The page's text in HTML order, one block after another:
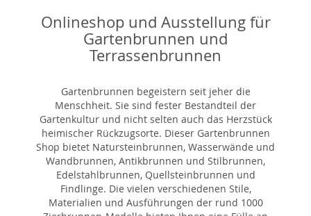
Onlineshop und Ausstellung für
Gartenbrunnen und
Terrassenbrunnen
Gartenbrunnen begeistern seit jeher die
Menschheit. Sie sind fester Bestandteil der
Gartenkultur und nicht selten auch das Herzstück
heimischer Rückzugsorte. Dieser Gartenbrunnen
Shop bietet Natursteinbrunnen, Wasserwände und
Wandbrunnen, Antikbrunnen und Stilbrunnen,
Edelstahlbrunnen, Quellsteinbrunnen und
Findlinge. Die vielen verschiedenen Stile,
Materialien und Ausführungen der rund 1000